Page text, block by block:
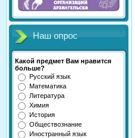
Наш опрос
Какой предмет Вам нравится
больше?
Русский язык
Математика
Литература
Химия
История
Обществознание
Иностранный язык